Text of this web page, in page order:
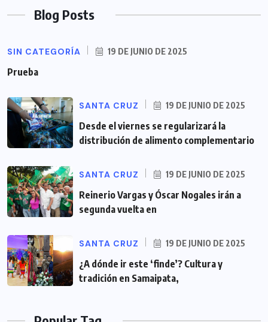
Blog Posts
SIN CATEGORÍA 19 DE JUNIO DE 2025
Prueba
SANTA CRUZ 19 DE JUNIO DE 2025
Desde el viernes se regularizará la
distribución de alimento complementario
SANTA CRUZ 19 DE JUNIO DE 2025
Reinerio Vargas y Óscar Nogales irán a
segunda vuelta en
SANTA CRUZ 19 DE JUNIO DE 2025
¿A dónde ir este ‘finde’? Cultura y
tradición en Samaipata,